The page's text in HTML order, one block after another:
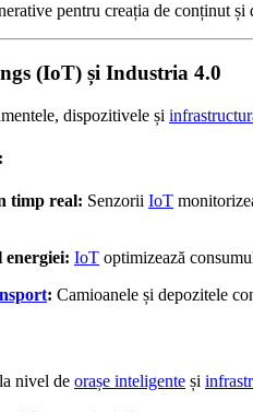
pentru creația de conținut și
(IoT) și Industria 4.0
dispozitivele și
timp real: Senzorii IoT
energiei: IoT optimizează
: Camioanele și depozitele
nivel de orașe inteligente și